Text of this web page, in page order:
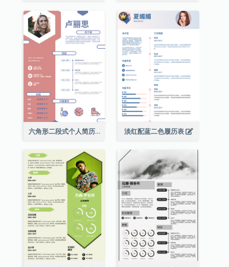
六角形二段式个人简历 淡红配蓝二色履历表